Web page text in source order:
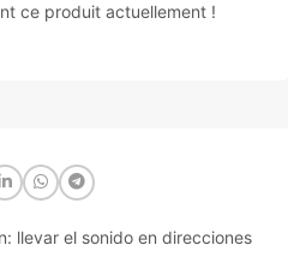
ce produit actuellement !
llevar el sonido en direcciones